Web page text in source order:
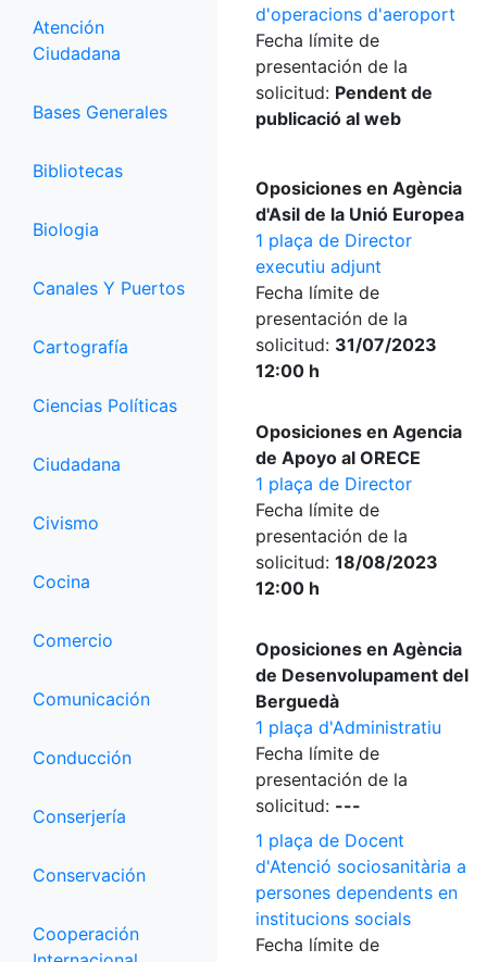
Atención
Ciudadana
Bases Generales
Bibliotecas
Biologia
Canales Y Puertos
Cartografía
Ciencias Políticas
Ciudadana
Civismo
Cocina
Comercio
Comunicación
Conducción
Conserjería
Conservación
Cooperación
d'operacions d'aeroport
Fecha límite de
presentación de la
solicitud: Pendent de
publicació al web
Oposiciones en Agència
d'Asil de la Unió Europea
1 plaça de Director
executiu adjunt
Fecha límite de
presentación de la
solicitud: 31/07/2023
12:00 h
Oposiciones en Agencia
de Apoyo al ORECE
1 plaça de Director
Fecha límite de
presentación de la
solicitud: 18/08/2023
12:00 h
Oposiciones en Agència
de Desenvolupament del
Berguedà
1 plaça d'Administratiu
Fecha límite de
presentación de la
solicitud: ---
1 plaça de Docent
d'Atenció sociosanitària a
persones dependents en
institucions socials
Fecha límite de